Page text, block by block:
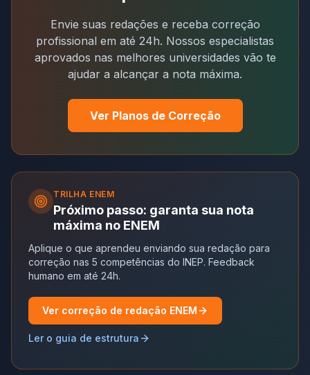
Envie suas redações e receba correção
profissional em até 24h. Nossos especialistas
aprovados nas melhores universidades vão te
ajudar a alcançar a nota máxima.
Ver Planos de Correção
TRILHA ENEM
Próximo passo: garanta sua nota
máxima no ENEM
Aplique o que aprendeu enviando sua redação para
correção nas 5 competências do INEP. Feedback
humano em até 24h.
Ver correção de redação ENEM
Ler o guia de estrutura